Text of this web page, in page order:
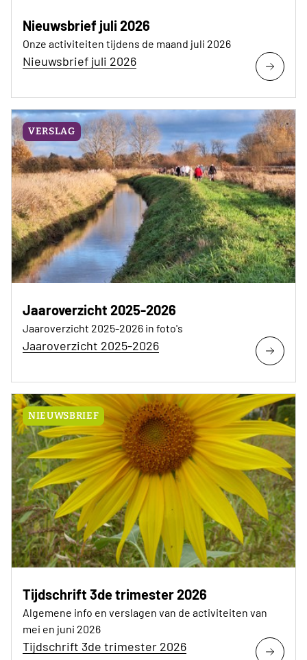
Nieuwsbrief juli 2026
Onze activiteiten tijdens de maand juli 2026
Nieuwsbrief juli 2026
VERSLAG
Jaaroverzicht 2025-2026
Jaaroverzicht 2025-2026 in foto's
Jaaroverzicht 2025-2026
NIEUWSBRIEF
Tijdschrift 3de trimester 2026
Algemene info en verslagen van de activiteiten van
mei en juni 2026
Tijdschrift 3de trimester 2026